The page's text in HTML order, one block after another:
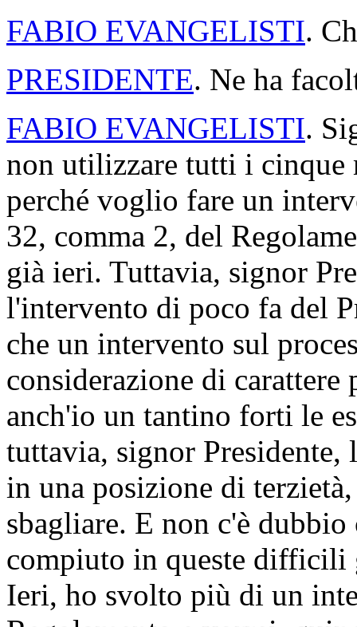
FABIO EVANGELISTI.
PRESIDENTE. Ne ha
FABIO EVANGELISTI.
non utilizzare tutti i cinque
perché voglio fare un
32, comma 2, del
già ieri. Tuttavia, signor
l'intervento di poco fa del
che un intervento sul
considerazione di
anch'io un tantino forti le
tuttavia, signor Presidente,
in una posizione di
sbagliare. E non c'è dubbio
compiuto in queste difficili
Ieri, ho svolto più di un